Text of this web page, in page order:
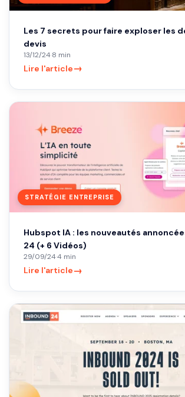
Les 7 secrets pour faire exploser les
devis
13/12/24·8 min
Lire l'article→
STRATÉGIE ENTREPRISE
Hubspot IA : les nouveautés
24 (+ 6 Vidéos)
29/09/24·4 min
Lire l'article→